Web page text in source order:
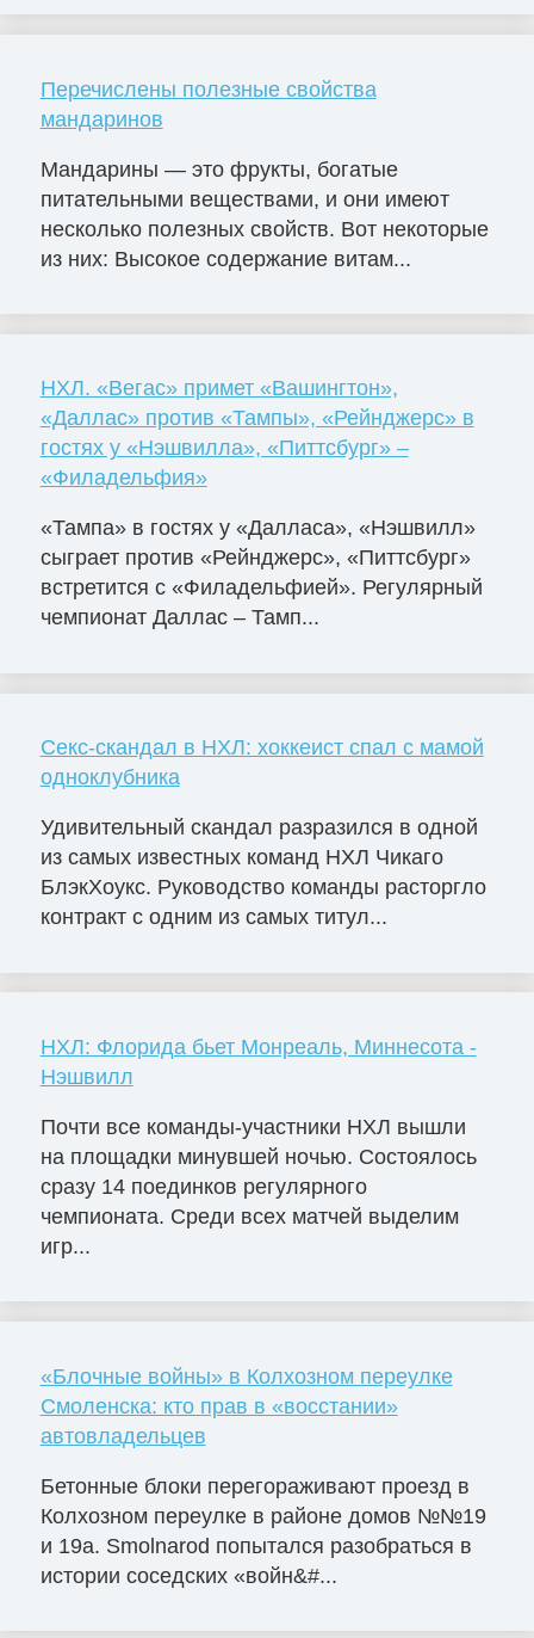
Перечислены полезные свойства
мандаринов
Мандарины — это фрукты, богатые
питательными веществами, и они имеют
несколько полезных свойств. Вот некоторые
из них: Высокое содержание витам...
НХЛ. «Вегас» примет «Вашингтон»,
«Даллас» против «Тампы», «Рейнджерс» в
гостях у «Нэшвилла», «Питтсбург» –
«Филадельфия»
«Тампа» в гостях у «Далласа», «Нэшвилл»
сыграет против «Рейнджерс», «Питтсбург»
встретится с «Филадельфией». Регулярный
чемпионат Даллас – Тамп...
Секс-скандал в НХЛ: хоккеист спал с мамой
одноклубника
Удивительный скандал разразился в одной
из самых известных команд НХЛ Чикаго
БлэкХоукс. Руководство команды расторгло
контракт с одним из самых титул...
НХЛ: Флорида бьет Монреаль, Миннесота -
Нэшвилл
Почти все команды-участники НХЛ вышли
на площадки минувшей ночью. Состоялось
сразу 14 поединков регулярного
чемпионата. Среди всех матчей выделим
игр...
«Блочные войны» в Колхозном переулке
Смоленска: кто прав в «восстании»
автовладельцев
Бетонные блоки перегораживают проезд в
Колхозном переулке в районе домов №№19
и 19а. Smolnarod попытался разобраться в
истории соседских «войн&#...